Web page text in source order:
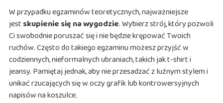
W przypadku egzaminów teoretycznych, najważniejsze
jest skupienie się na wygodzie. Wybierz strój, który pozwoli
Ci swobodnie poruszać się i nie będzie krępować Twoich
ruchów. Często do takiego egzaminu możesz przyjść w
codziennych, nieformalnych ubraniach, takich jak t-shirt i
jeansy. Pamiętaj jednak, aby nie przesadzać z luźnym stylem i
unikać rzucających się w oczy grafik lub kontrowersyjnych
napisów na koszulce.